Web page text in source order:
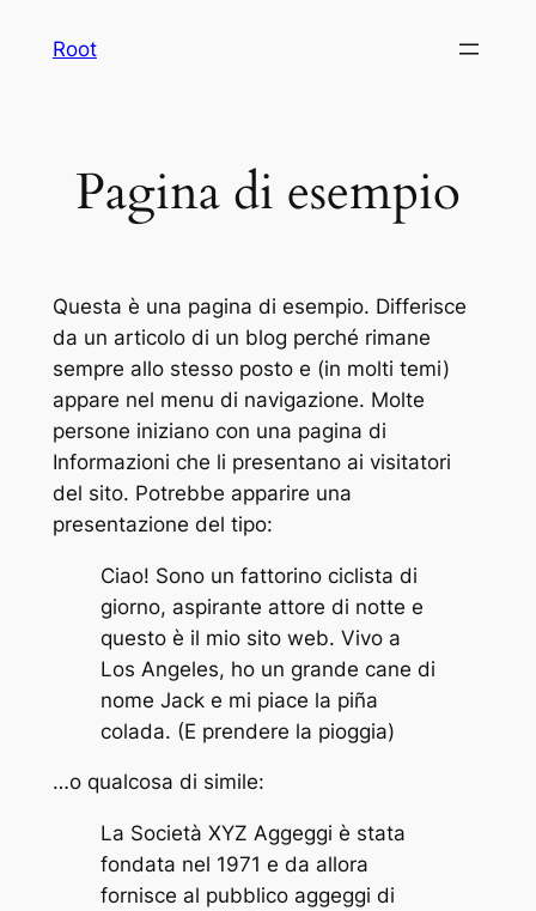
Root
Pagina di esempio
Questa è una pagina di esempio. Differisce
da un articolo di un blog perché rimane
sempre allo stesso posto e (in molti temi)
appare nel menu di navigazione. Molte
persone iniziano con una pagina di
Informazioni che li presentano ai visitatori
del sito. Potrebbe apparire una
presentazione del tipo:
Ciao! Sono un fattorino ciclista di
giorno, aspirante attore di notte e
questo è il mio sito web. Vivo a
Los Angeles, ho un grande cane di
nome Jack e mi piace la piña
colada. (E prendere la pioggia)
…o qualcosa di simile:
La Società XYZ Aggeggi è stata
fondata nel 1971 e da allora
fornisce al pubblico aggeggi di